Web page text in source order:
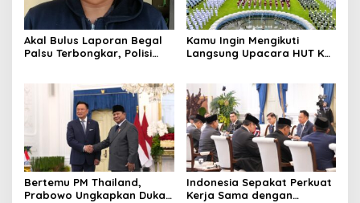
Akal Bulus Laporan Begal
Palsu Terbongkar, Polisi
Kamu Ingin Mengikuti
Langsung Upacara HUT Ke-
Pendaftaran Resminya di
Sini
Bertemu PM Thailand,
Prabowo Ungkapkan Duka
Indonesia Sepakat Perkuat
Kerja Sama dengan